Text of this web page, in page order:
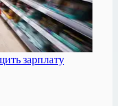
зарплату